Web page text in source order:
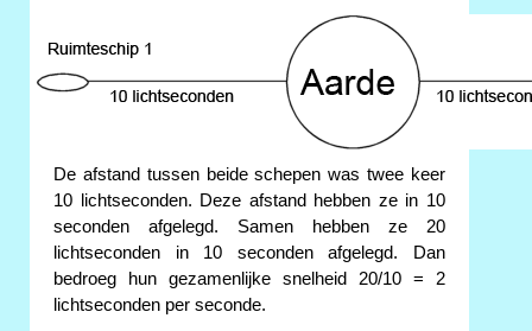
De afstand tussen beide schepen was twee keer
10 lichtseconden. Deze afstand hebben ze in 10
seconden afgelegd. Samen hebben ze 20
lichtseconden in 10 seconden afgelegd. Dan
bedroeg hun gezamenlijke snelheid 20/10 = 2
lichtseconden per seconde.